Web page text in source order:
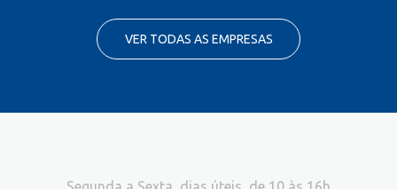
VER TODAS AS EMPRESAS